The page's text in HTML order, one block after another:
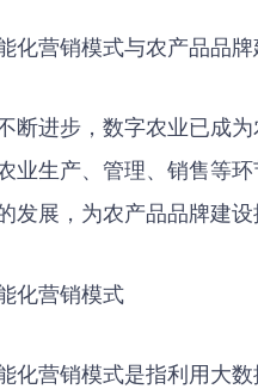
化营销模式与农产品品牌
断进步，数字农业已成
业生产、管理、销售等
发展，为农产品品牌建设
化营销模式
化营销模式是指利用大